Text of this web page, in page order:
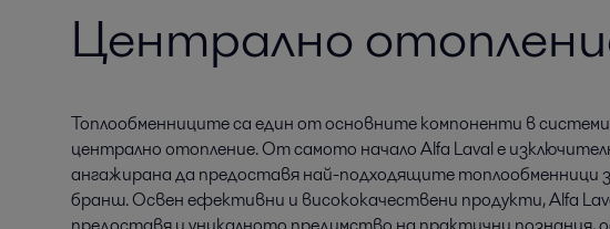
Централно
Топлообменниците са един от основните компоненти в
централно отопление. От самото начало Alfa Laval е
ангажирана да предоставя най-подходящите топлообменници
бранш. Освен ефективни и висококачествени продукти, Alfa